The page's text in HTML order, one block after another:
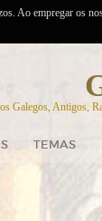
Galegos, Antigos,
TEMAS
Ao empregar os